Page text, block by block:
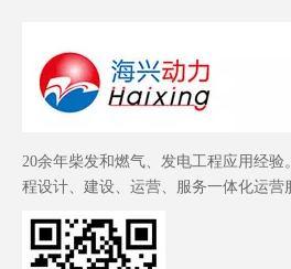
20余年柴发和燃气、发电工程应用经
程设计、建设、运营、服务一体化运营